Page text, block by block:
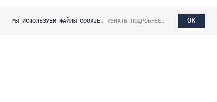
МЫ ИСПОЛЬЗУЕМ ФАЙЛЫ COOKIE. УЗНАТЬ ПОДРОБНЕЕ. OK